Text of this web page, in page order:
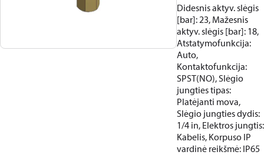
Didesnis aktyv. slėgis
[bar]: 23, Mažesnis
aktyv. slėgis [bar]: 18,
Atstatymofunkcija:
Auto,
Kontaktofunkcija:
SPST(NO), Slėgio
jungties tipas:
Platėjanti mova,
Slėgio jungties dydis:
1/4 in, Elektros jungtis:
Kabelis, Korpuso IP
vardinė reikšmė: IP65